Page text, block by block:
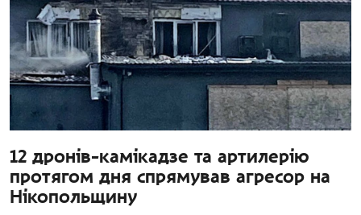
12 дронів-камікадзе та артилерію
протягом дня спрямував агресор на
Нікопольщину